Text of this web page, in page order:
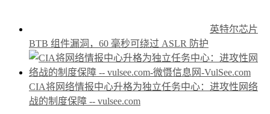
英特尔芯片
BTB 组件漏洞，60 毫秒可绕过 ASLR 防护
CIA将网络情报中心升格为独立任务中心：进攻性网络
战的制度保障 -- vulsee.com